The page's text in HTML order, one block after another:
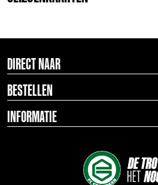
DIRECT NAAR
BESTELLEN
INFORMATIE